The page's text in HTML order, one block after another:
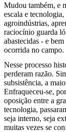
Mudou também, e
escala e
agroindústrias,
raciocínio guarda
abastecidas - e
ocorrida no campo.
Nesse processo
perderam razão.
subsistência, a
Enfraqueceu-se,
oposição entre a
tecnologia,
seja interno, seja
muitas vezes se